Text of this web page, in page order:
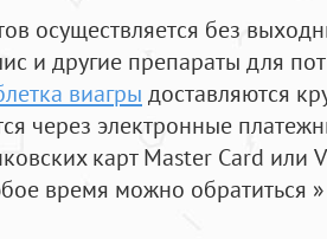
осуществляется без
и другие препараты для
виагры доставляются
через электронные
карт Master Card или
время можно обратиться